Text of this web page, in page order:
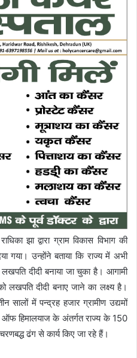
झा द्वारा ग्राम विकास विभाग की
गया। उन्होंने बताया कि राज्य में अभी
दीदी बनाया जा चुका है। आगामी
दीदी बनाए जाने का लक्ष्य है।
सालों में पन्द्रह हजार ग्रामीण उद्यमों
ऑफ हिमालयाज के अंतर्गत राज्य के 150
ढंग से कार्य किए जा रहे हैं।